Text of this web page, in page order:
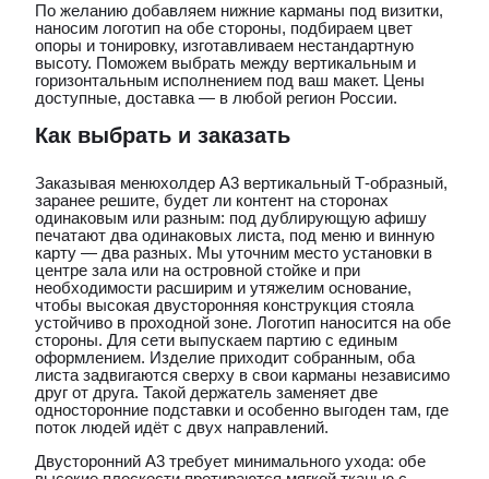
По желанию добавляем нижние карманы под визитки,
наносим логотип на обе стороны, подбираем цвет
опоры и тонировку, изготавливаем нестандартную
высоту. Поможем выбрать между вертикальным и
горизонтальным исполнением под ваш макет. Цены
доступные, доставка — в любой регион России.
Как выбрать и заказать
Заказывая менюхолдер А3 вертикальный Т-образный,
заранее решите, будет ли контент на сторонах
одинаковым или разным: под дублирующую афишу
печатают два одинаковых листа, под меню и винную
карту — два разных. Мы уточним место установки в
центре зала или на островной стойке и при
необходимости расширим и утяжелим основание,
чтобы высокая двусторонняя конструкция стояла
устойчиво в проходной зоне. Логотип наносится на обе
стороны. Для сети выпускаем партию с единым
оформлением. Изделие приходит собранным, оба
листа задвигаются сверху в свои карманы независимо
друг от друга. Такой держатель заменяет две
односторонние подставки и особенно выгоден там, где
поток людей идёт с двух направлений.
Двусторонний А3 требует минимального ухода: обе